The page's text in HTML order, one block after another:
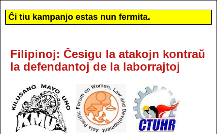
Ĉi tiu kampanjo estas nun fermita.
Filipinoj: Ĉesigu la atakojn kontraŭ
la defendantoj de la laborrajtoj